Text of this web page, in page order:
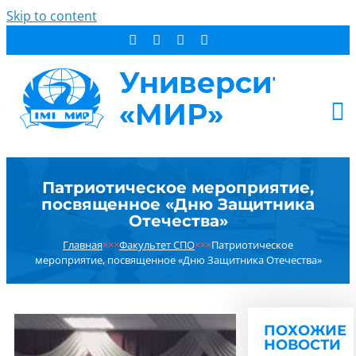
Skip to content
СТУДЕНТУ
ДОПОБРАЗОВАНИЕ
ОБ УНИВЕРСИТЕТЕ
НОВОСТИ
РЕЗУЛЬТАТ ПОИСКА:
Патриотическое мероприятие,
посвященное «Дню Защитника
Отечества»
Главная×××Факультет СПО×××Патриотическое
мероприятие, посвященное «Дню Защитника Отечества»
ПОХОЖИЕ
НОВОСТИ